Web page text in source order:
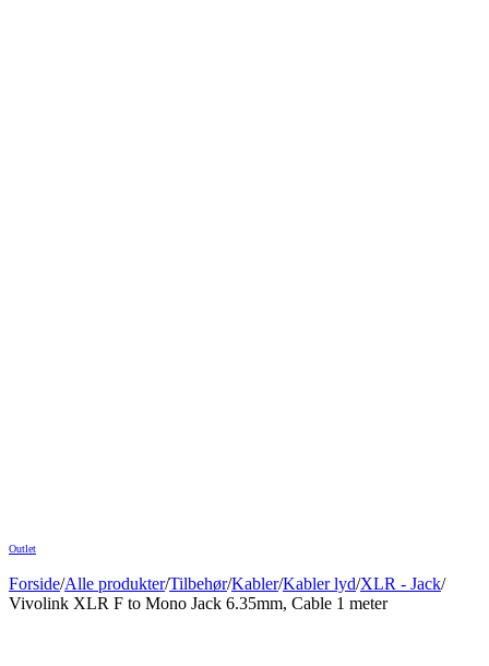
Outlet
Forside/Alle produkter/Tilbehør/Kabler/Kabler lyd/XLR - Jack/
Vivolink XLR F to Mono Jack 6.35mm, Cable 1 meter